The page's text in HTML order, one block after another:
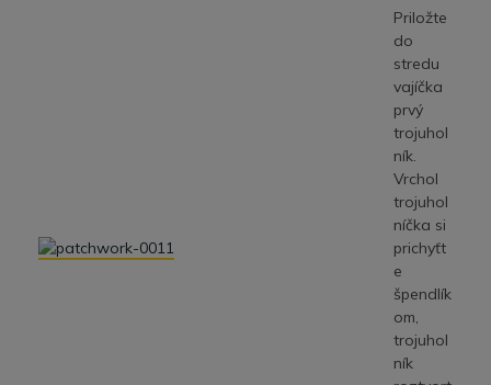
Priložte
do
stredu
vajíčka
prvý
trojuhol
ník.
Vrchol
trojuhol
níčka si
prichyťt
e
špendlík
om,
trojuhol
ník